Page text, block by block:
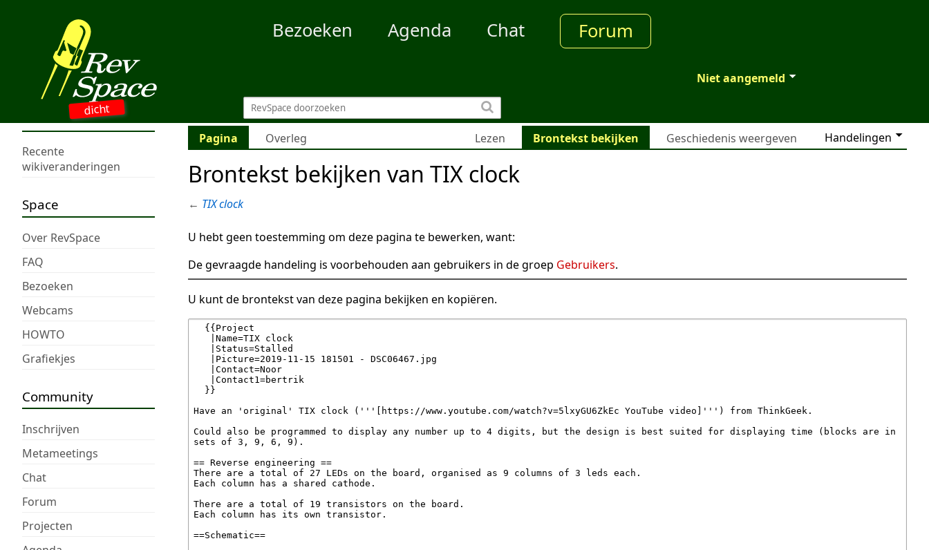
dicht
Bezoeken Agenda Chat Forum
Niet aangemeld
Recente
wikiveranderingen
Space
Over RevSpace
FAQ
Bezoeken
Webcams
HOWTO
Grafiekjes
Community
Inschrijven
Metameetings
Chat
Forum
Projecten
Pagina Overleg Handelingen
Lezen Brontekst bekijken Geschiedenis weergeven
Brontekst bekijken van TIX clock
← TIX clock
U hebt geen toestemming om deze pagina te bewerken, want:
De gevraagde handeling is voorbehouden aan gebruikers in de groep Gebruikers.
U kunt de brontekst van deze pagina bekijken en kopiëren.